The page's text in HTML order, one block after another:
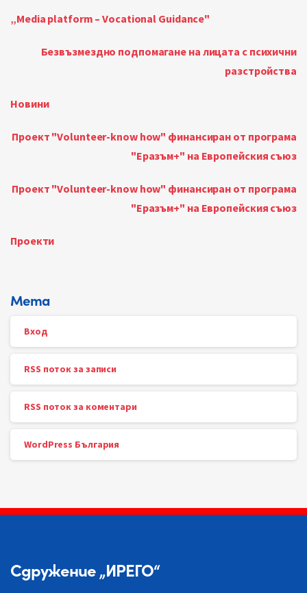
„Media platform – Vocational Guidance"
Безвъзмездно подпомагане на лицата с психични
разстройства
Новини
Проект "Volunteer-know how" финансиран от програма
"Еразъм+" на Европейския съюз
Проект "Volunteer-know how" финансиран от програма
"Еразъм+" на Европейския съюз
Проекти
Мета
Вход
RSS поток за записи
RSS поток за коментари
WordPress България
Сдружение „ИРЕГО“